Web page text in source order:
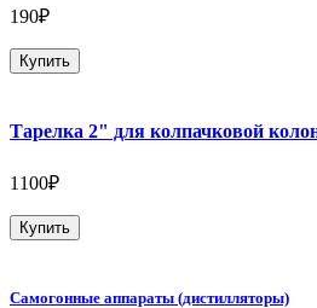
190₽
Купить
Тарелка 2" для колпачковой
1100₽
Купить
Самогонные аппараты (дистилляторы)